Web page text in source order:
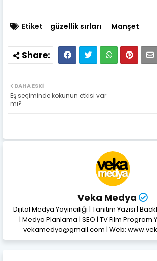
Etiket güzellik sırları Manşet
DAHA ESKI
Eş seçiminde kokunun etkisi var
mı?
Veka Medya
Dijital Medya Yayıncılığı | Tanıtım Yazısı |
| Medya Planlama | SEO | TV Film Program
vekamedya@gmail.com | Web: